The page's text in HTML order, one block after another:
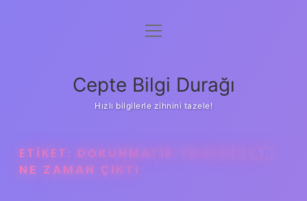
Anasayfa
Yasal Uyarı
menüyü
Cepte Bilgi Durağı
Hızlı bilgilerle zihnini tazele!
ETIKET: DOKUNMATIK TELEFONLAR
NE ZAMAN ÇIKTI